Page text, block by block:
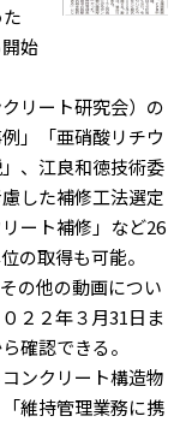
始
リート研究会）の
」「亜硝酸リチウ
、江良和徳技術委
した補修工法選定
ート補修」など26
の取得も可能。
の他の動画につい
２２年３月31日ま
確認できる。
ンクリート構造物
維持管理業務に携